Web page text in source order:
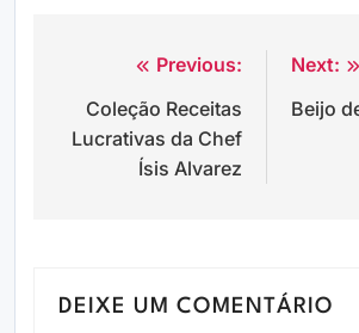
Navegação
Post
Previous:
Coleção Receitas
Lucrativas da Chef
Ísis Alvarez
Next:
Beijo
DEIXE UM COMENTÁRIO